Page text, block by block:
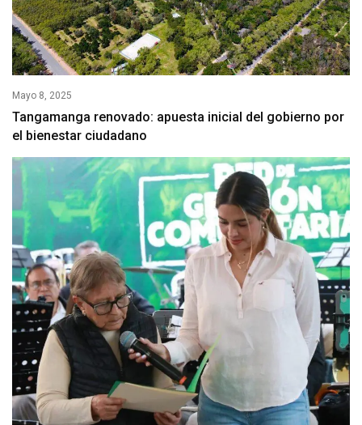
Mayo 8, 2025
Tangamanga renovado: apuesta inicial del gobierno por
el bienestar ciudadano